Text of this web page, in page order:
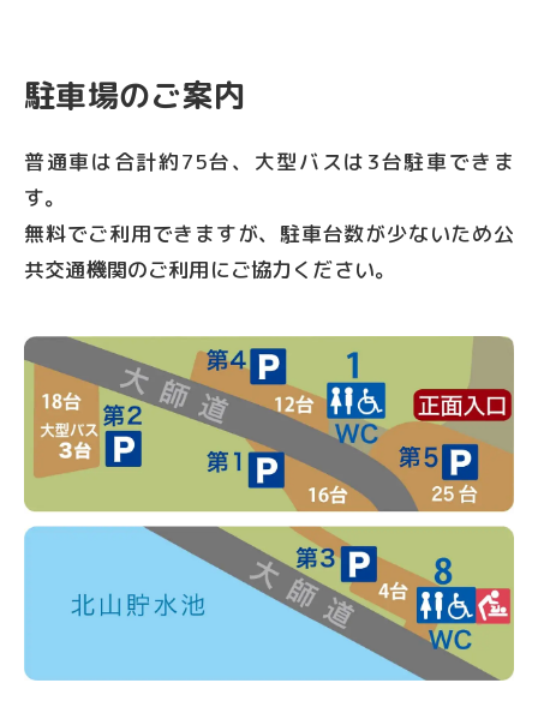
駐車場のご案内
普通車は合計約75台、大型バスは3台駐車できま
す。
無料でご利用できますが、駐車台数が少ないため公
共交通機関のご利用にご協力ください。